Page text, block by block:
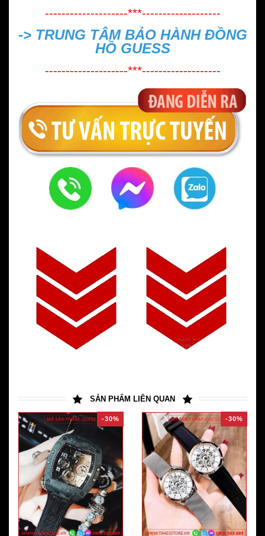
--------------------***-------------------
-> TRUNG TÂM BẢO HÀNH ĐỒNG
HỒ GUESS
--------------------***-------------------
SẢN PHẨM LIÊN QUAN
-30% -30%